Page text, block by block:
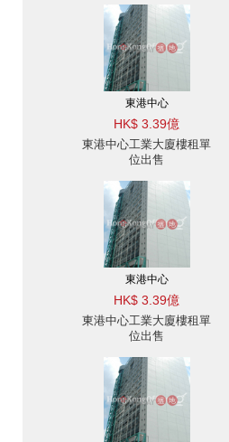
東港中心
HK$ 3.39億
東港中心工業大廈樓租單
位出售
東港中心
HK$ 3.39億
東港中心工業大廈樓租單
位出售